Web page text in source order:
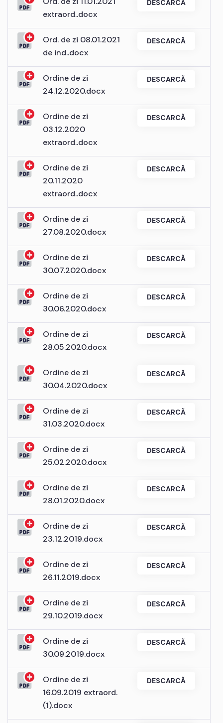
extraord..docx
DESCARCĂ
Ord. de zi 08.01.2021
de ind..docx
DESCARCĂ
Ordine de zi
24.12.2020.docx
DESCARCĂ
Ordine de zi
03.12.2020
extraord..docx
DESCARCĂ
Ordine de zi
20.11.2020
extraord..docx
DESCARCĂ
Ordine de zi
27.08.2020.docx
DESCARCĂ
Ordine de zi
30.07.2020.docx
DESCARCĂ
Ordine de zi
30.06.2020.docx
DESCARCĂ
Ordine de zi
28.05.2020.docx
DESCARCĂ
Ordine de zi
30.04.2020.docx
DESCARCĂ
Ordine de zi
31.03.2020.docx
DESCARCĂ
Ordine de zi
25.02.2020.docx
DESCARCĂ
Ordine de zi
28.01.2020.docx
DESCARCĂ
Ordine de zi
23.12.2019.docx
DESCARCĂ
Ordine de zi
26.11.2019.docx
DESCARCĂ
Ordine de zi
29.10.2019.docx
DESCARCĂ
Ordine de zi
30.09.2019.docx
DESCARCĂ
Ordine de zi
16.09.2019 extraord.
(1).docx
DESCARCĂ